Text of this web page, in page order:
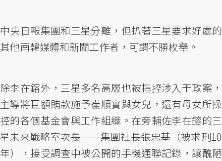
中央日報集團和三星分離，但扒著三星要求好處的
其他南韓媒體和新聞工作者，可謂不勝枚舉。
除李在鎔外，三星多名高層也被指控涉入干政案，
主導將巨額賄款施予崔順實與女兒，還有母女所操
控的各個基金會與工作組織。在旁輔佐李在鎔的三
星未來戰略室次長——集團社長張忠基（被求刑10
年），接受調查中被公開的手機通聯記錄，讓醜陋